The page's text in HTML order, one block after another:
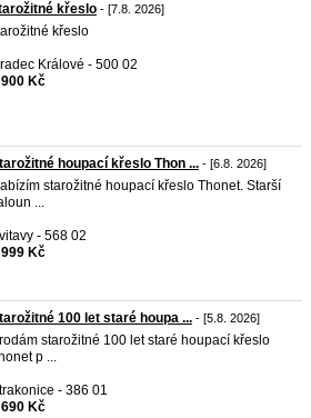
křeslo - [7.8. 2026]
křeslo
Králové - 500 02
Kč
houpací křeslo Thon ... - [6.8. 2026]
starožitné houpací křeslo Thonet. Starší
...
- 568 02
Kč
100 let staré houpa ... - [5.8. 2026]
starožitné 100 let staré houpací křeslo
p ...
- 386 01
Kč